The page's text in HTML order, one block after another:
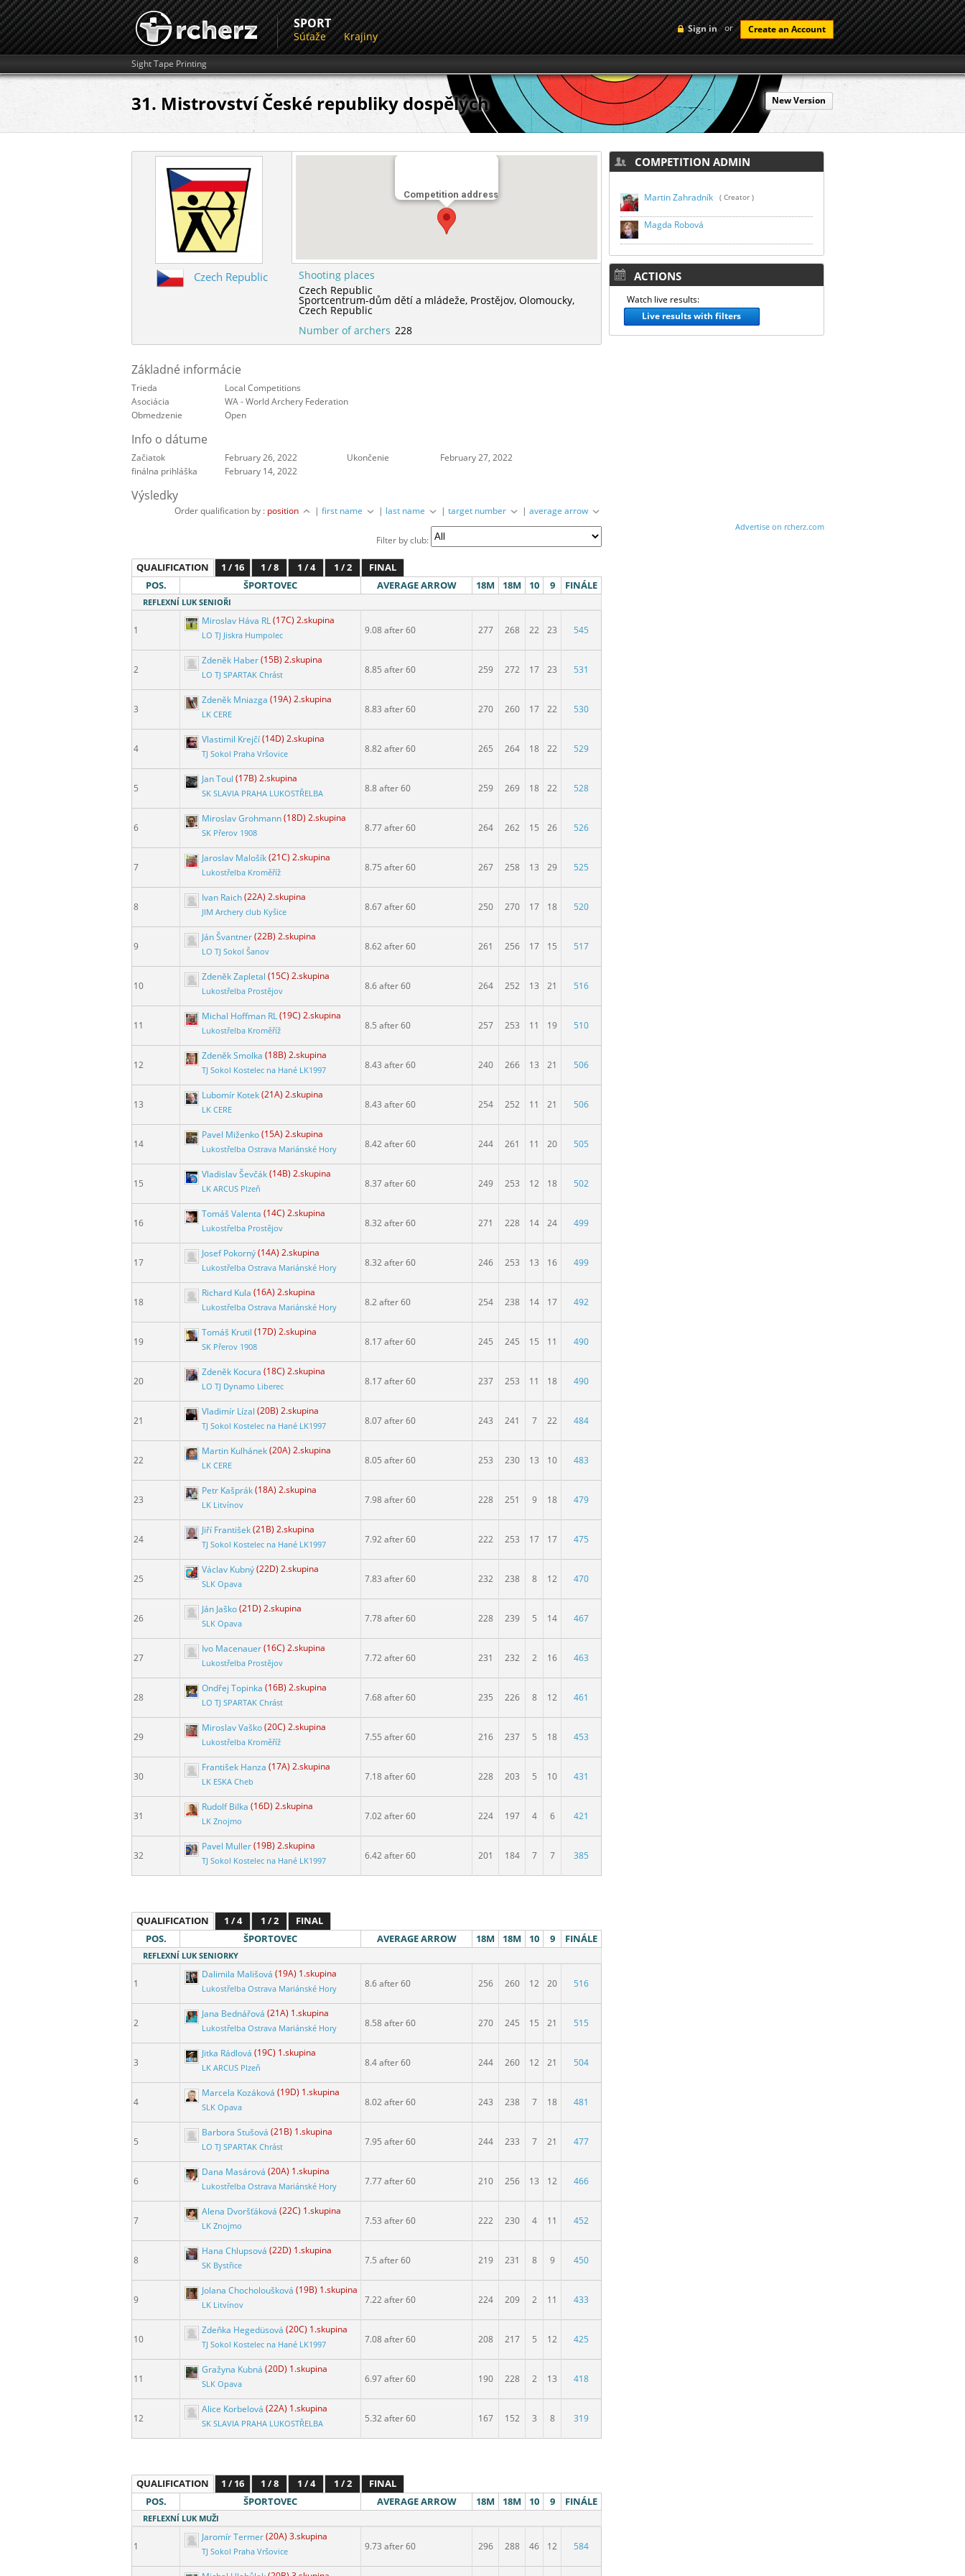
Sign in or Create an Account
SPORT
Súťaže Krajiny
Sight Tape Printing
31. Mistrovství České republiky dospělých New Version
Competition address
Czech Republic
Shooting places
Czech Republic
Sportcentrum-dům dětí a mládeže, Prostějov,Olomoucky,
Czech Republic
Number of archers 228
Základné informácie
Trieda
Local Competitions
Asociácia
WA - World Archery Federation
Obmedzenie
Open
Info o dátume
Začiatok February 26, 2022 Ukončenie
February 27, 2022
finálna prihláška
February 14, 2022
Výsledky
Order qualification by : position |first name | last name |target number |average arrow
Filter by club:
QUALIFICATION 1 / 16 1 / 8 1 / 4 1 / 2
FINAL
POS.
ŠPORTOVEC AVERAGE ARROW 18M 18M 10 9 FINÁLE
REFLEXNÍ LUK SENIOŘI
1
Miroslav Háva RL(17C) 2.skupina
LO TJ Jiskra Humpolec 9.08 after 60 277 268 22 23 545
2
Zdeněk Haber(15B) 2.skupina
LO TJ SPARTAK Chrást 8.85 after 60 259 272 17 23 531
3
Zdeněk Mniazga (19A) 2.skupina
LK CERE 8.83 after 60 270 260 17 22 530
4
Vlastimil Krejčí(14D) 2.skupina
TJ Sokol Praha Vršovice 8.82 after 60 265 264 18 22 529
5
Jan Toul (17B) 2.skupina
SK SLAVIA PRAHA LUKOSTŘELBA 8.8 after 60 259 269 18 22 528
6
Miroslav Grohmann(18D) 2.skupina
SK Přerov 1908 8.77 after 60 264 262 15 26 526
7
Jaroslav Malošík(21C) 2.skupina
Lukostřelba Kroměříž 8.75 after 60 267 258 13 29 525
8
Ivan Raich(22A) 2.skupina
JIM Archery club Kyšice 8.67 after 60 250 270 17 18 520
9
Ján Švantner(22B) 2.skupina
LO TJ Sokol Šanov 8.62 after 60 261 256 17 15 517
10
Zdeněk Zapletal (15C) 2.skupina
Lukostřelba Prostějov 8.6 after 60 264 252 13 21 516
11
Michal Hoffman RL(19C) 2.skupina
Lukostřelba Kroměříž 8.5 after 60 257 253 11 19 510
12
Zdeněk Smolka (18B) 2.skupina
TJ Sokol Kostelec na Hané LK1997 8.43 after 60 240 266 13 21 506
13
Lubomír Kotek(21A) 2.skupina
LK CERE 8.43 after 60 254 252 11 21 506
14
Pavel Miženko(15A) 2.skupina
Lukostřelba Ostrava Mariánské Hory 8.42 after 60 244 261 11 20 505
15
Vladislav Ševčák(14B) 2.skupina
LK ARCUS Plzeň 8.37 after 60 249 253 12 18 502
16
Tomáš Valenta (14C) 2.skupina
Lukostřelba Prostějov 8.32 after 60 271 228 14 24 499
17
Josef Pokorný(14A) 2.skupina
Lukostřelba Ostrava Mariánské Hory 8.32 after 60 246 253 13 16 499
18
Richard Kula (16A) 2.skupina
Lukostřelba Ostrava Mariánské Hory 8.2 after 60 254 238 14 17 492
19
Tomáš Krutil (17D) 2.skupina
SK Přerov 1908 8.17 after 60 245 245 15 11 490
20
Zdeněk Kocura (18C) 2.skupina
LO TJ Dynamo Liberec 8.17 after 60 237 253 11 18 490
21
Vladimír Lízal (20B) 2.skupina
TJ Sokol Kostelec na Hané LK1997 8.07 after 60 243 241 7 22 484
22
Martin Kulhánek(20A) 2.skupina
LK CERE 8.05 after 60 253 230 13 10 483
23
Petr Kašprák(18A) 2.skupina
LK Litvínov 7.98 after 60 228 251 9 18 479
24
Jiří František(21B) 2.skupina
TJ Sokol Kostelec na Hané LK1997 7.92 after 60 222 253 17 17 475
25
Václav Kubný(22D) 2.skupina
SLK Opava 7.83 after 60 232 238 8 12 470
26
Ján Jaško(21D) 2.skupina
SLK Opava 7.78 after 60 228 239 5 14 467
27
Ivo Macenauer(16C) 2.skupina
Lukostřelba Prostějov 7.72 after 60 231 232 2 16 463
28
Ondřej Topinka (16B) 2.skupina
LO TJ SPARTAK Chrást 7.68 after 60 235 226 8 12 461
29
Miroslav Vaško(20C) 2.skupina
Lukostřelba Kroměříž 7.55 after 60 216 237 5 18 453
30
František Hanza (17A) 2.skupina
LK ESKA Cheb 7.18 after 60 228 203 5 10 431
31
Rudolf Bilka (16D) 2.skupina
LK Znojmo 7.02 after 60 224 197 4 6 421
32
Pavel Muller(19B) 2.skupina
TJ Sokol Kostelec na Hané LK1997 6.42 after 60 201 184 7 7 385
QUALIFICATION 1 / 4 1 / 2
FINAL
POS.
ŠPORTOVEC AVERAGE ARROW 18M 18M 10 9 FINÁLE
REFLEXNÍ LUK SENIORKY
1
Dalimila Mališová (19A) 1.skupina
Lukostřelba Ostrava Mariánské Hory 8.6 after 60 256 260 12 20 516
2
Jana Bednářová (21A) 1.skupina
Lukostřelba Ostrava Mariánské Hory 8.58 after 60 270 245 15 21 515
3
Jitka Rádlová (19C) 1.skupina
LK ARCUS Plzeň 8.4 after 60 244 260 12 21 504
4
Marcela Kozáková (19D) 1.skupina
SLK Opava 8.02 after 60 243 238 7 18 481
5
Barbora Stušová (21B) 1.skupina
LO TJ SPARTAK Chrást 7.95 after 60 244 233 7 21 477
6
Dana Masárová (20A) 1.skupina
Lukostřelba Ostrava Mariánské Hory 7.77 after 60 210 256 13 12 466
7
Alena Dvoršťáková (22C) 1.skupina
LK Znojmo 7.53 after 60 222 230 4 11 452
8
Hana Chlupsová (22D) 1.skupina
SK Bystřice 7.5 after 60 219 231 8 9 450
9
Jolana Chocholoušková (19B) 1.skupina
LK Litvínov 7.22 after 60 224 209 2 11 433
10
Zdeňka Hegedüsová (20C) 1.skupina
TJ Sokol Kostelec na Hané LK1997 7.08 after 60 208 217 5 12 425
11
Gražyna Kubná (20D) 1.skupina
SLK Opava 6.97 after 60 190 228 2 13 418
12
Alice Korbelová (22A) 1.skupina
SK SLAVIA PRAHA LUKOSTŘELBA 5.32 after 60 167 152 3 8 319
QUALIFICATION 1 / 16 1 / 8 1 / 4 1 / 2
FINAL
POS.
ŠPORTOVEC AVERAGE ARROW 18M 18M 10 9 FINÁLE
REFLEXNÍ LUK MUŽI
1
Jaromír Termer(20A) 3.skupina
TJ Sokol Praha Vršovice 9.73 after 60 296 288 46 12 584
COMPETITION ADMIN
Martin Zahradník ( Creator )
Magda Robová
ACTIONS
Watch live results:
Live results with filters
Advertise on rcherz.com